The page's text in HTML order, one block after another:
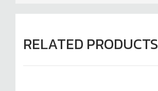
RELATED PRODUCTS